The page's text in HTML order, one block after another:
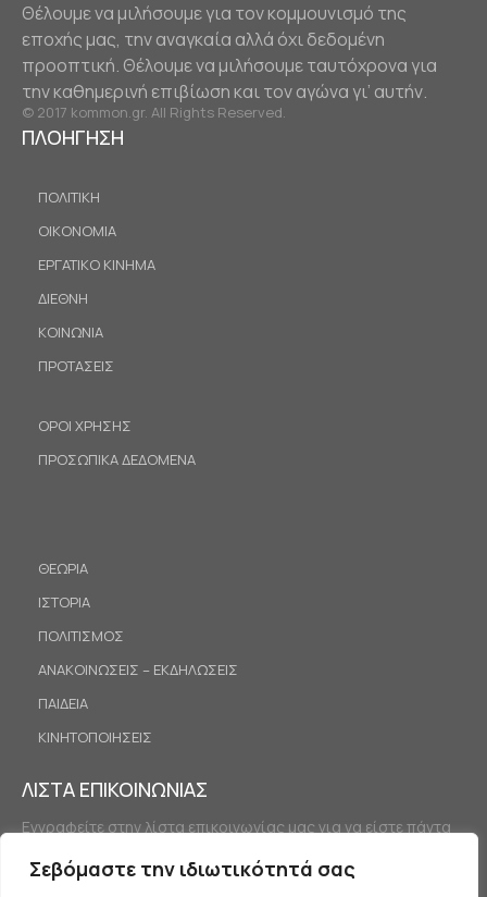
Σεβόμαστε την ιδιωτικότητά σας
Θέλουμε να μιλήσουμε για τον κομμουνισμό της
εποχής μας, την αναγκαία αλλά όχι δεδομένη
προοπτική. Θέλουμε να μιλήσουμε ταυτόχρονα για
την καθημερινή επιβίωση και τον αγώνα γι’ αυτήν.
© 2017 kommon.gr. All Rights Reserved.
ΠΛΟΗΓΗΣΗ
ΠΟΛΙΤΙΚΗ
ΟΙΚΟΝΟΜΙΑ
ΕΡΓΑΤΙΚΟ ΚΙΝΗΜΑ
ΔΙΕΘΝΗ
ΚΟΙΝΩΝΙΑ
ΠΡΟΤΑΣΕΙΣ
ΟΡΟΙ ΧΡΗΣΗΣ
ΠΡΟΣΩΠΙΚΑ ΔΕΔΟΜΕΝΑ
ΘΕΩΡΙΑ
ΙΣΤΟΡΙΑ
ΠΟΛΙΤΙΣΜΟΣ
ΑΝΑΚΟΙΝΩΣΕΙΣ – ΕΚΔΗΛΩΣΕΙΣ
ΠΑΙΔΕΙΑ
ΚΙΝΗΤΟΠΟΙΗΣΕΙΣ
ΛΙΣΤΑ ΕΠΙΚΟΙΝΩΝΙΑΣ
Εγγραφείτε στην λίστα επικοινωνίας μας για να είστε πάντα